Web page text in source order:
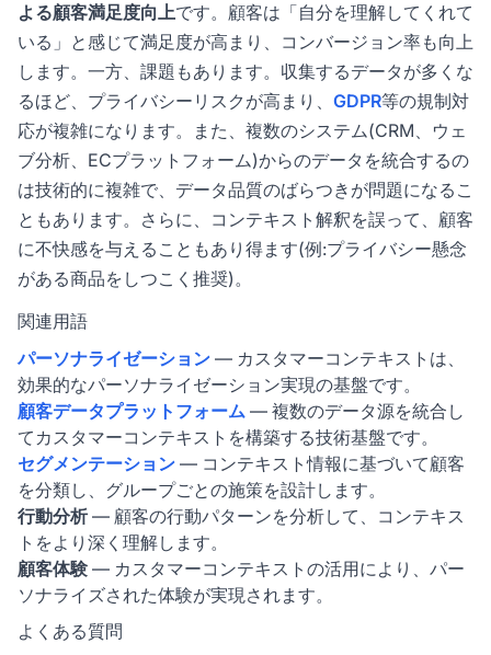
よる顧客満足度向上です。顧客は「自分を理解してくれて
いる」と感じて満足度が高まり、コンバージョン率も向上
します。一方、課題もあります。収集するデータが多くな
るほど、プライバシーリスクが高まり、 GDPR等の規制対
応が複雑になります。また、複数のシステム(CRM、ウェ
ブ分析、ECプラットフォーム)からのデータを統合するの
は技術的に複雑で、データ品質のばらつきが問題になるこ
ともあります。さらに、コンテキスト解釈を誤って、顧客
に不快感を与えることもあり得ます(例:プライバシー懸念
がある商品をしつこく推奨)。
関連用語
パーソナライゼーション — カスタマーコンテキストは、
効果的なパーソナライゼーション実現の基盤です。
顧客データプラットフォーム — 複数のデータ源を統合し
てカスタマーコンテキストを構築する技術基盤です。
セグメンテーション — コンテキスト情報に基づいて顧客
を分類し、グループごとの施策を設計します。
行動分析— 顧客の行動パターンを分析して、コンテキス
トをより深く理解します。
顧客体験 — カスタマーコンテキストの活用により、パー
ソナライズされた体験が実現されます。
よくある質問